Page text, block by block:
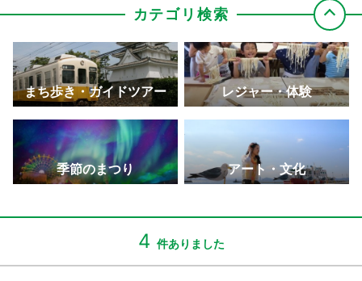
カテゴリ検索
まち歩き・ガイドツアー レジャー・体験
季節のまつり アート・文化
4 件ありました